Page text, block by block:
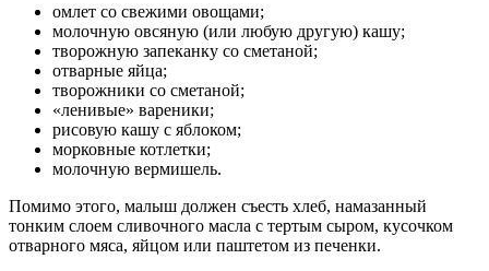
омлет со свежими овощами;
молочную овсяную (или любую другую) кашу;
творожную запеканку со сметаной;
отварные яйца;
творожники со сметаной;
«ленивые» вареники;
рисовую кашу с яблоком;
морковные котлетки;
молочную вермишель.
Помимо этого, малыш должен съесть хлеб, намазанный
тонким слоем сливочного масла с тертым сыром, кусочком
отварного мяса, яйцом или паштетом из печенки.